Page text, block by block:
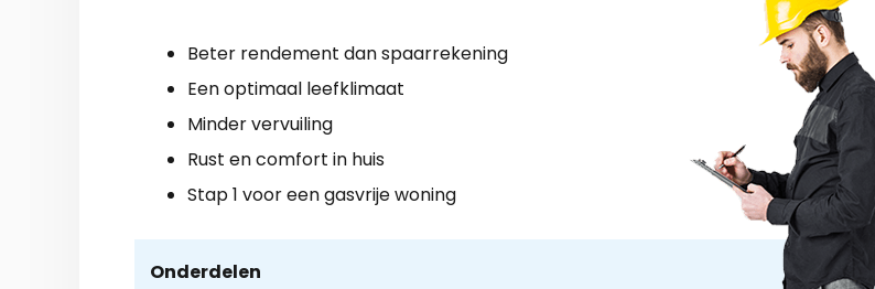
Beter rendement dan spaarrekening
Een optimaal leefklimaat
Minder vervuiling
Rust en comfort in huis
Stap 1 voor een gasvrije woning
Onderdelen